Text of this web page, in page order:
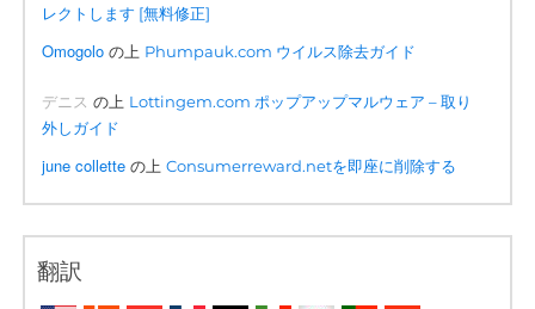
レクトします [無料修正]
Omogolo の上 Phumpauk.com ウイルス除去ガイド
デニス の上 Lottingem.com ポップアップマルウェア – 取り
外しガイド
june collette の上Consumerreward.netを即座に削除する
翻訳